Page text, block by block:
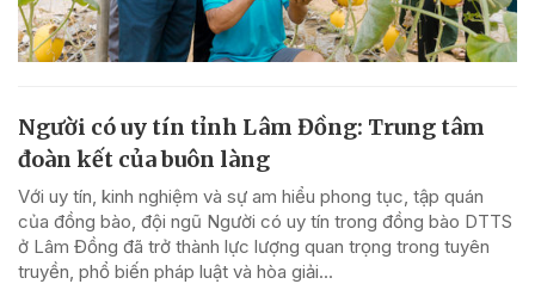
Người có uy tín tỉnh Lâm Đồng: Trung tâm
đoàn kết của buôn làng
Với uy tín, kinh nghiệm và sự am hiểu phong tục, tập quán
của đồng bào, đội ngũ Người có uy tín trong đồng bào DTTS
ở Lâm Đồng đã trở thành lực lượng quan trọng trong tuyên
truyền, phổ biến pháp luật và hòa giải...